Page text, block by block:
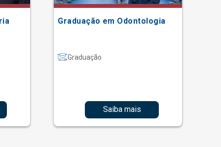
Graduação em Odontologia
Graduação
Saiba mais